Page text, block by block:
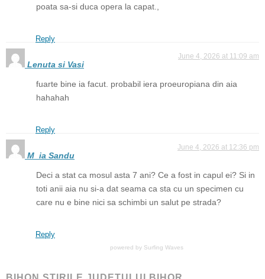
poata sa-si duca opera la capat.,
Reply
Lenuta si Vasi
June 4, 2026 at 11:09 am
fuarte bine ia facut. probabil iera proeuropiana din aia
hahahah
Reply
M_ia Sandu
June 4, 2026 at 12:36 pm
Deci a stat ca mosul asta 7 ani? Ce a fost in capul ei? Si in
toti anii aia nu si-a dat seama ca sta cu un specimen cu
care nu e bine nici sa schimbi un salut pe strada?
Reply
powered by Surfing Waves